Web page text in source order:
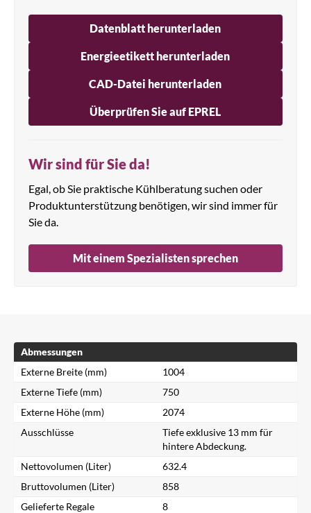
Datenblatt herunterladen
Energieetikett herunterladen
CAD-Datei herunterladen
Überprüfen Sie auf EPREL
Wir sind für Sie da!
Egal, ob Sie praktische Kühlberatung suchen oder
Produktunterstützung benötigen, wir sind immer für
Sie da.
Mit einem Spezialisten sprechen
Abmessungen
Externe Breite (mm)
1004
Externe Tiefe (mm)
750
Externe Höhe (mm)
2074
Ausschlüsse
Tiefe exklusive 13 mm für
hintere Abdeckung.
Nettovolumen (Liter)
632.4
Bruttovolumen (Liter)
858
Gelieferte Regale
8